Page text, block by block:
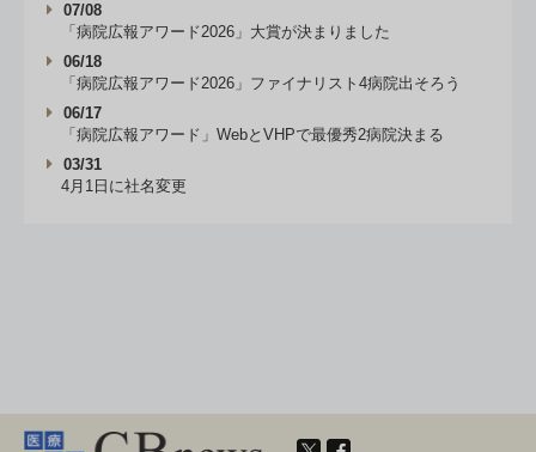
07/08
「病院広報アワード2026」大賞が決まりました
06/18
「病院広報アワード2026」ファイナリスト4病院出そろう
06/17
「病院広報アワード」WebとVHPで最優秀2病院決まる
03/31
4月1日に社名変更